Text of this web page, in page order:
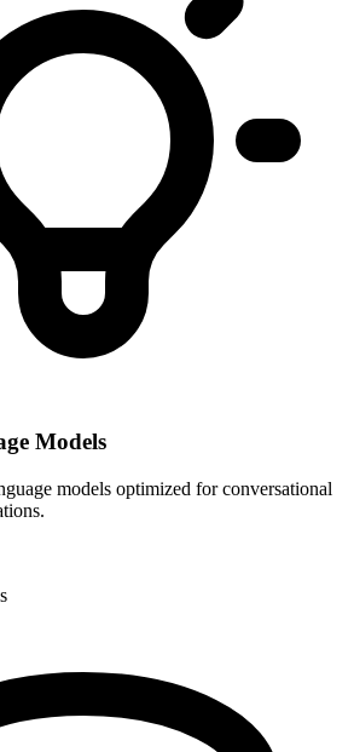
Models
models optimized for conversational